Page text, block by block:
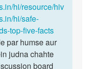
hi/resource/hiv
hi/safe-
top-five-facts
par humse aur
judna chahte
board